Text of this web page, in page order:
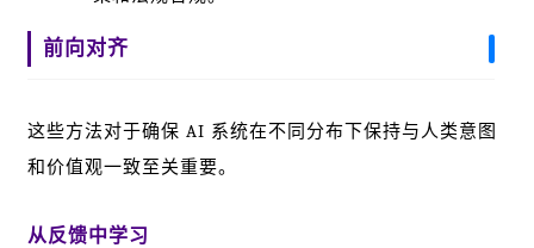
前向对齐
这些方法对于确保 AI 系统在不同分布下保持与人类意图
和价值观一致至关重要。
从反馈中学习